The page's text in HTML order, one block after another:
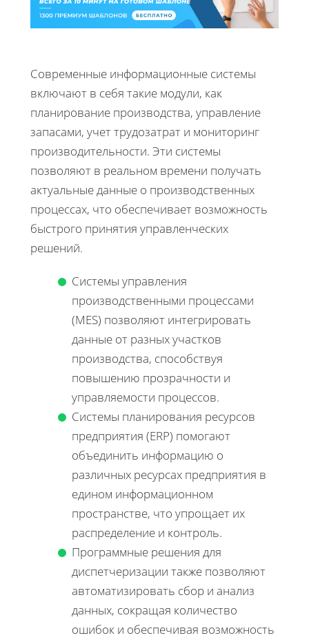
Современные информационные системы
включают в себя такие модули, как
планирование производства, управление
запасами, учет трудозатрат и мониторинг
производительности. Эти системы
позволяют в реальном времени получать
актуальные данные о производственных
процессах, что обеспечивает возможность
быстрого принятия управленческих
решений.
Системы управления
производственными процессами
(MES) позволяют интегрировать
данные от разных участков
производства, способствуя
повышению прозрачности и
управляемости процессов.
Системы планирования ресурсов
предприятия (ERP) помогают
объединить информацию о
различных ресурсах предприятия в
едином информационном
пространстве, что упрощает их
распределение и контроль.
Программные решения для
диспетчеризации также позволяют
автоматизировать сбор и анализ
данных, сокращая количество
ошибок и обеспечивая возможность